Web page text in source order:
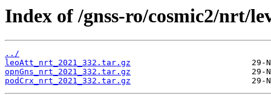
Index of /gnss-ro/cosmic2/nrt/
../
leoAtt_nrt_2021_332.tar.gz
opnGns_nrt_2021_332.tar.gz
podCrx_nrt_2021_332.tar.gz